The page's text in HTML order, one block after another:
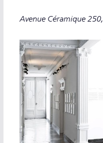
Avenue Céramique 250,